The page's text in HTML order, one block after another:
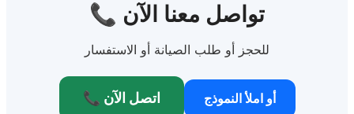
📞 تواصل معنا الآن
للحجز أو طلب الصيانة أو الاستفسار
📞 اتصل الآن أو املأ النموذج